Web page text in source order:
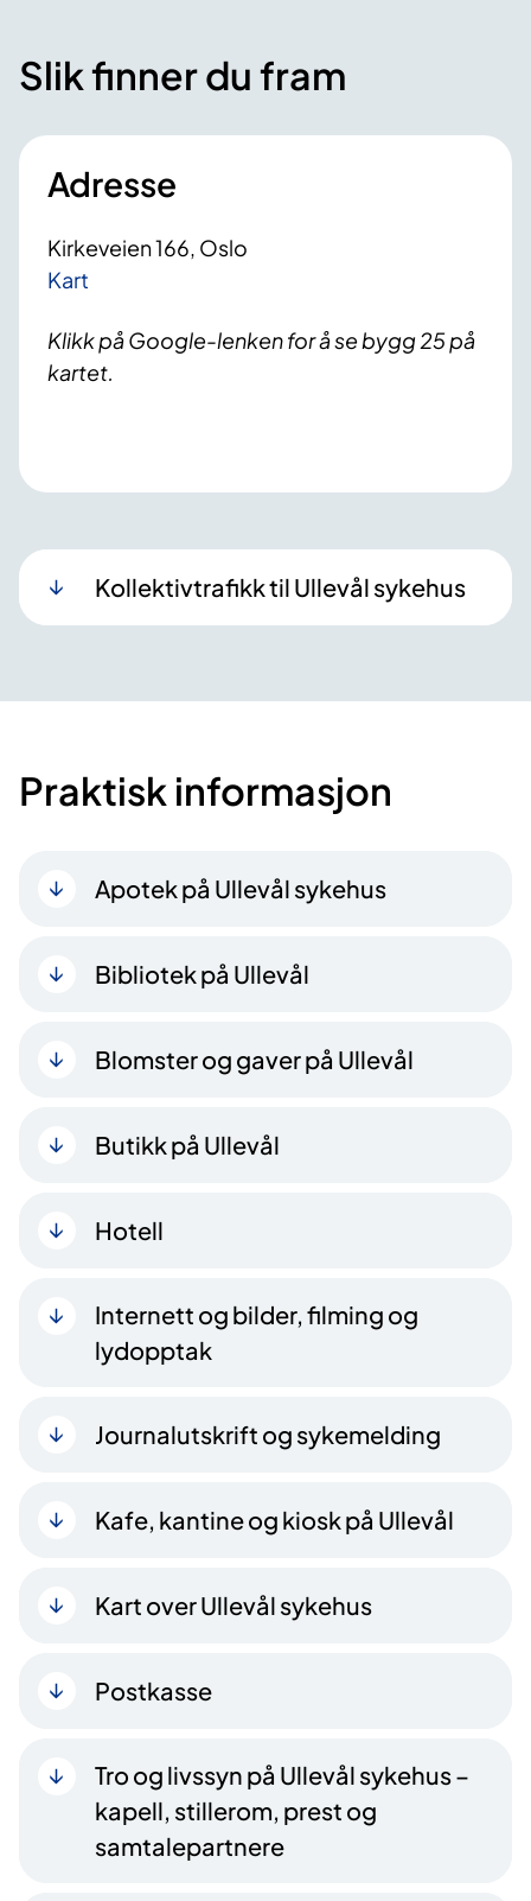
Slik finner du fram
Adresse
Kirkeveien 166, Oslo
Kart
Klikk på Google-lenken for å se bygg 25 på
kartet.
Kollektivtrafikk til Ullevål sykehus
Praktisk informasjon
Apotek på Ullevål sykehus
Bibliotek på Ullevål
Blomster og gaver på Ullevål
Butikk på Ullevål
Hotell
Internett og bilder, filming og
lydopptak
Journalutskrift og sykemelding
Kafe, kantine og kiosk på Ullevål
Kart over Ullevål sykehus
Postkasse
Tro og livssyn på Ullevål sykehus –
kapell, stillerom, prest og
samtalepartnere